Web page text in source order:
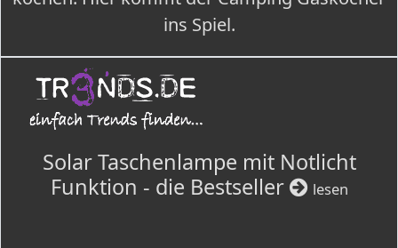
ins Spiel.
Solar Taschenlampe mit Notlicht
Funktion - die Bestseller
lesen